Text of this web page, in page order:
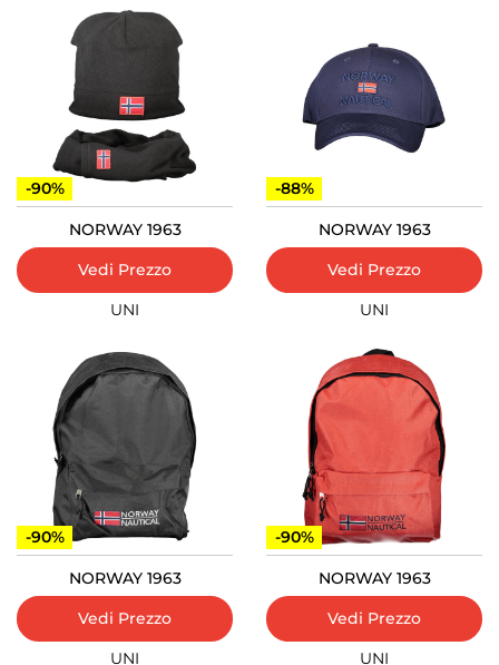
-90%
NORWAY 1963
Vedi Prezzo
UNI
-88%
NORWAY 1963
Vedi Prezzo
UNI
-90%
NORWAY 1963
Vedi Prezzo
UNI
-90%
NORWAY 1963
Vedi Prezzo
UNI